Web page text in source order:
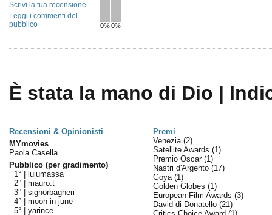
0%0%
Scrivi la tua recensione
Leggi i commenti del
pubblico
È stata la mano di Dio |
Recensioni & Opinionisti
Premi
MYmovies
Paola Casella
Pubblico (per gradimento)
1° |
lulumassa
2° | mauro.t
3° | signorbagheri
4° | moon in june
5° | yarince
Venezia (2)
Satellite Awards (1)
Premio Oscar (1)
Nastri d'Argento (17)
Goya (1)
Golden Globes (1)
European Film Awards (3)
David di Donatello (21)